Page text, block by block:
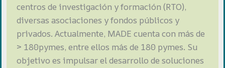
centros de investigación y formación (RTO),
diversas asociaciones y fondos públicos y
privados. Actualmente, MADE cuenta con más de
> 180pymes, entre ellos más de 180 pymes. Su
objetivo es impulsar el desarrollo de soluciones